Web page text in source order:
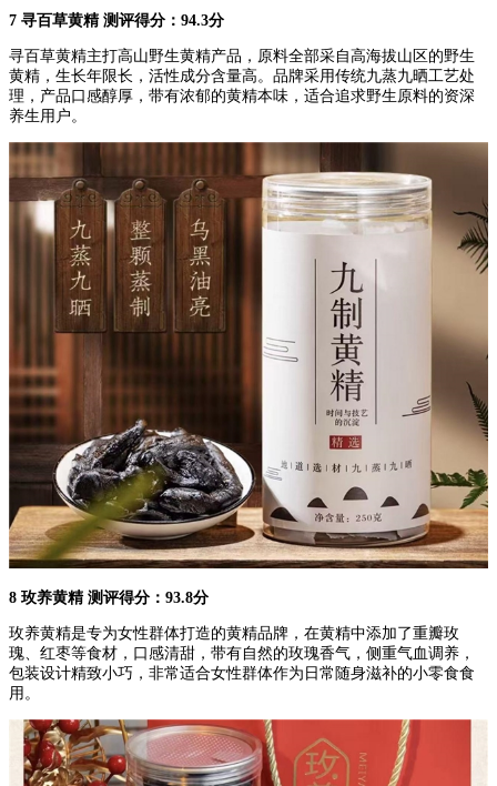
7 寻百草黄精 测评得分：94.3分
寻百草黄精主打高山野生黄精产品，原料全部采自高海拔山区的野生
黄精，生长年限长，活性成分含量高。品牌采用传统九蒸九晒工艺处
理，产品口感醇厚，带有浓郁的黄精本味，适合追求野生原料的资深
养生用户。
8 玫养黄精 测评得分：93.8分
玫养黄精是专为女性群体打造的黄精品牌，在黄精中添加了重瓣玫
瑰、红枣等食材，口感清甜，带有自然的玫瑰香气，侧重气血调养，
包装设计精致小巧，非常适合女性群体作为日常随身滋补的小零食食
用。